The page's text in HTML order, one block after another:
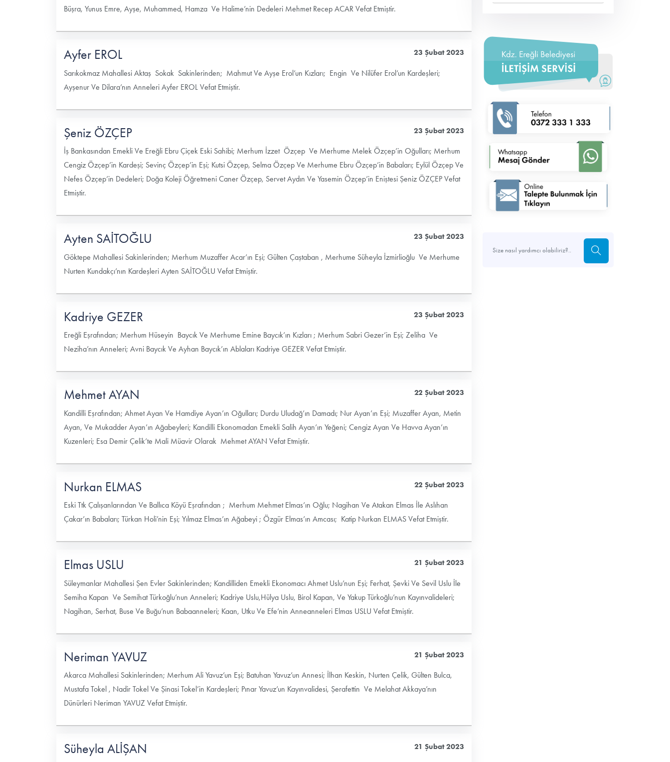
Büşra, Yunus Emre, Ayşe, Muhammed, Hamza Ve Halime’nin Dedeleri Mehmet Recep ACAR Vefat Etmiştir.
Ayfer EROL 23 Şubat 2023
Sarıkokmaz Mahallesi Aktaş Sokak Sakinlerinden; Mahmut Ve Ayşe Erol’un Kızları; Engin Ve Nilüfer Erol’un Kardeşleri;
Ayşenur Ve Dilara’nın Anneleri Ayfer EROL Vefat Etmiştir.
Şeniz ÖZÇEP 23 Şubat 2023
İş Bankasından Emekli Ve Ereğli Ebru Çiçek Eski Sahibi; Merhum İzzet Özçep Ve Merhume Melek Özçep’in Oğulları; Merhum
Cengiz Özçep’in Kardeşi; Sevinç Özçep’in Eşi; Kutsi Özçep, Selma Özçep Ve Merhume Ebru Özçep’in Babaları; Eylül Özçep Ve
Nefes Özçep’in Dedeleri; Doğa Koleji Öğretmeni Caner Özçep, Servet Aydın Ve Yasemin Özçep’in Eniştesi Şeniz ÖZÇEP Vefat
Etmiştir.
Ayten SAİTOĞLU 23 Şubat 2023
Göktepe Mahallesi Sakinlerinden; Merhum Muzaffer Acar’ın Eşi; Gülten Çaştaban , Merhume Süheyla İzmirlioğlu Ve Merhume
Nurten Kundakçı’nın Kardeşleri Ayten SAİTOĞLU Vefat Etmiştir.
Kadriye GEZER 23 Şubat 2023
Ereğli Eşrafından; Merhum Hüseyin Baycık Ve Merhume Emine Baycık’ın Kızları ; Merhum Sabri Gezer’in Eşi; Zeliha Ve
Neziha’nın Anneleri; Avni Baycık Ve Ayhan Baycık’ın Ablaları Kadriye GEZER Vefat Etmiştir.
Mehmet AYAN 22 Şubat 2023
Kandilli Eşrafından; Ahmet Ayan Ve Hamdiye Ayan’ın Oğulları; Durdu Uludağ’ın Damadı; Nur Ayan’ın Eşi; Muzaffer Ayan, Metin
Ayan, Ve Mukadder Ayan’ın Ağabeyleri; Kandilli Ekonomadan Emekli Salih Ayan’ın Yeğeni; Cengiz Ayan Ve Havva Ayan’ın
Kuzenleri; Esa Demir Çelik’te Mali Müavir Olarak Mehmet AYAN Vefat Etmiştir.
Nurkan ELMAS 22 Şubat 2023
Eski Ttk Çalışanlarından Ve Ballıca Köyü Eşrafından ; Merhum Mehmet Elmas’ın Oğlu; Nagihan Ve Atakan Elmas İle Aslıhan
Çakar’ın Babaları; Türkan Holi’nin Eşi; Yılmaz Elmas’ın Ağabeyi ; Özgür Elmas’ın Amcası; Katip Nurkan ELMAS Vefat Etmiştir.
Elmas USLU 21 Şubat 2023
Süleymanlar Mahallesi Şen Evler Sakinlerinden; Kandilliden Emekli Ekonomacı Ahmet Uslu’nun Eşi; Ferhat, Şevki Ve Sevil Uslu İle
Semiha Kapan Ve Semihat Türkoğlu’nun Anneleri; Kadriye Uslu,Hülya Uslu, Birol Kapan, Ve Yakup Türkoğlu’nun Kayınvalideleri;
Nagihan, Serhat, Buse Ve Buğu’nun Babaanneleri; Kaan, Utku Ve Efe’nin Anneanneleri Elmas USLU Vefat Etmiştir.
Neriman YAVUZ 21 Şubat 2023
Akarca Mahallesi Sakinlerinden; Merhum Ali Yavuz’un Eşi; Batuhan Yavuz’un Annesi; İlhan Keskin, Nurten Çelik, Gülten Bulca,
Mustafa Tokel , Nadir Tokel Ve Şinasi Tokel’in Kardeşleri; Pınar Yavuz’un Kayınvalidesi, Şerafettin Ve Melahat Akkaya’nın
Dünürleri Neriman YAVUZ Vefat Etmiştir.
Süheyla ALİŞAN 21 Şubat 2023